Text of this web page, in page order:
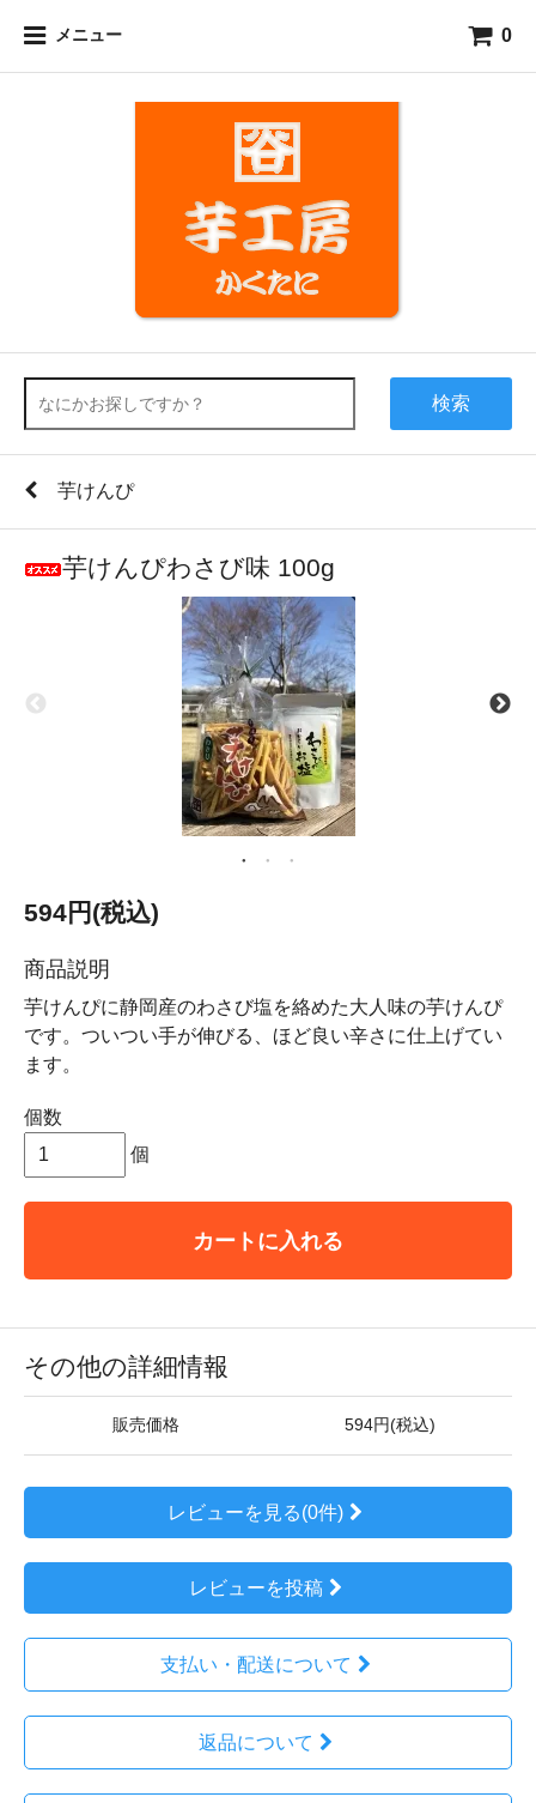
メニュー 0
検索
芋けんぴ
芋けんぴわさび味 100g
594円(税込)
商品説明
芋けんぴに静岡産のわさび塩を絡めた大人味の芋けんぴ
です。ついつい手が伸びる、ほど良い辛さに仕上げてい
ます。
個数
個
カートに入れる
その他の詳細情報
販売価格 594円(税込)
レビューを見る(0件)
レビューを投稿
支払い・配送について
返品について